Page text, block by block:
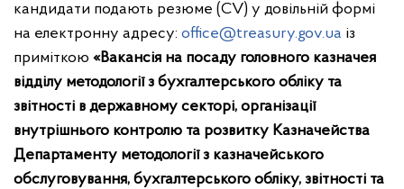
кандидати подають резюме (СV) у довільній формі
на електронну адресу: office@treasury.gov.ua із
приміткою «Вакансія на посаду головного казначея
відділу методології з бухгалтерського обліку та
звітності в державному секторі, організації
внутрішнього контролю та розвитку Казначейства
Департаменту методології з казначейського
обслуговування, бухгалтерського обліку, звітності та